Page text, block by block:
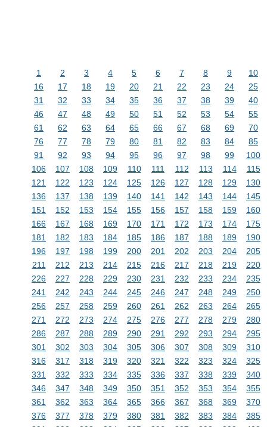
1 2 3 4 5 6 7 8 9
10
16
17 18 19 20 21 22 23 24
25
31
32 33 34 35 36 37 38 39
40
46
47 48 49 50 51 52 53 54
55
61
62 63 64 65 66 67 68 69
70
76
77 78 79 80 81 82 83 84
85
91
92 93 94 95 96 97 98 99
100
106
107 108 109 110 111 112 113 114
115
121
122 123 124 125 126 127 128 129
130
136
137 138 139 140 141 142 143 144
145
151
152 153 154 155 156 157 158 159
160
166
167 168 169 170 171 172 173 174
175
181
182 183 184 185 186 187 188 189
190
196
197 198 199 200 201 202 203 204
205
211
212 213 214 215 216 217 218 219
220
226
227 228 229 230 231 232 233 234
235
241
242 243 244 245 246 247 248 249
250
256
257 258 259 260 261 262 263 264
265
271
272 273 274 275 276 277 278 279
280
286
287 288 289 290 291 292 293 294
295
301
302 303 304 305 306 307 308 309
310
316
317 318 319 320 321 322 323 324
325
331
332 333 334 335 336 337 338 339
340
346
347 348 349 350 351 352 353 354
355
361
362 363 364 365 366 367 368 369
370
376
377 378 379 380 381 382 383 384
385